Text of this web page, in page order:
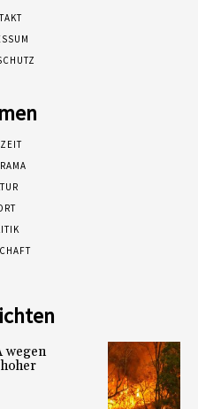
wegen